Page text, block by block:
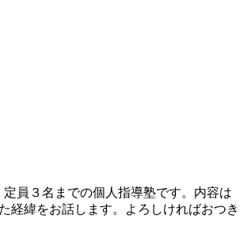
定員３名までの個人指導塾です。内容は
経緯をお話します。よろしければおつき